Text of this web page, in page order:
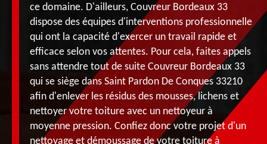
ce domaine. D'ailleurs, Couvreur Bordeaux 33
dispose des équipes d'interventions professionnelle
qui ont la capacité d'exercer un travail rapide et
efficace selon vos attentes. Pour cela, faites appels
sans attendre tout de suite Couvreur Bordeaux 33
qui se siège dans Saint Pardon De Conques 33210
afin d'enlever les résidus des mousses, lichens et
nettoyer votre toiture avec un nettoyeur à
moyenne pression. Confiez donc votre projet d'un
nettoyage et démoussage de votre toiture à